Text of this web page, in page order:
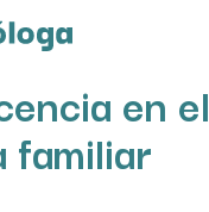
en el
familiar